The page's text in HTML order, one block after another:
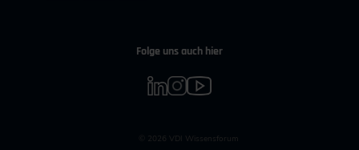
Folge uns auch hier
© 2026 VDI Wissensforum